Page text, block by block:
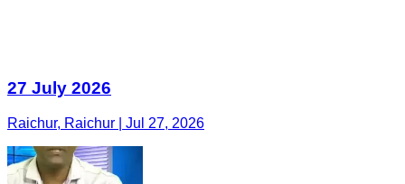
27 July 2026
Raichur, Raichur | Jul 27, 2026